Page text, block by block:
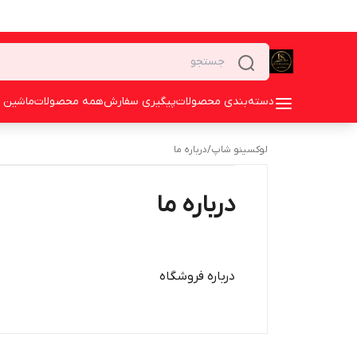
دسته‌بندی محصولاتپیگیری سفارشهمه محصولاتماشین
لوکسینو شاپ/درباره ما
درباره ما
درباره فروشگاه